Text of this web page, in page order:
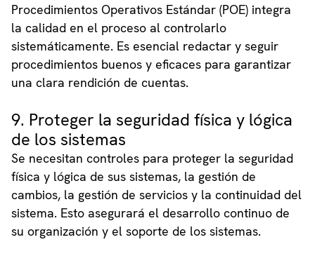
Procedimientos Operativos Estándar (POE) integra
la calidad en el proceso al controlarlo
sistemáticamente. Es esencial redactar y seguir
procedimientos buenos y eficaces para garantizar
una clara rendición de cuentas.
9. Proteger la seguridad física y lógica
de los sistemas
Se necesitan controles para proteger la seguridad
física y lógica de sus sistemas, la gestión de
cambios, la gestión de servicios y la continuidad del
sistema. Esto asegurará el desarrollo continuo de
su organización y el soporte de los sistemas.